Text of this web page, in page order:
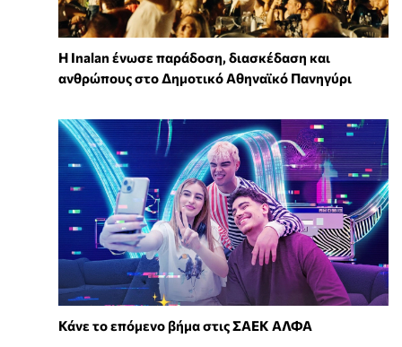
Η Inalan ένωσε παράδοση, διασκέδαση και
ανθρώπους στο Δημοτικό Αθηναϊκό Πανηγύρι
Κάνε το επόμενο βήμα στις ΣΑΕΚ ΑΛΦΑ